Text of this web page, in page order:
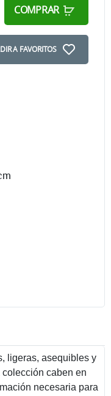
COMPRAR
A FAVORITOS
ligeras, asequibles y
caben en
necesaria para